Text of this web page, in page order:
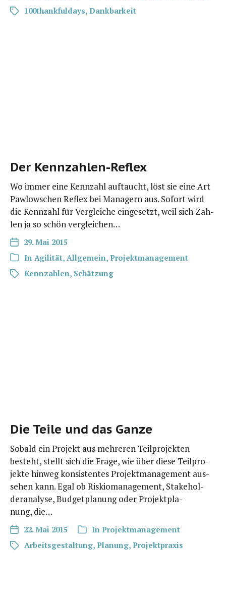
100thankfuldays, Dankbarkeit
Der Kennzahlen-Reflex
Wo immer eine Kenn­zahl auf­taucht, löst sie eine Art
Paw­low­schen Reflex bei Mana­gern aus. Sofort wird
die Kenn­zahl für Ver­glei­che ein­ge­setzt, weil sich Zah­
len ja so schön vergleichen…
29. Mai 2015
In Agilität, Allgemein, Projektmanagement
Kennzahlen, Schätzung
Die Teile und das Ganze
Sobald ein Pro­jekt aus meh­re­ren Teil­pro­jek­ten
besteht, stellt sich die Fra­ge, wie über die­se Teil­pro­
jek­te hin­weg kon­sis­ten­tes Pro­jekt­ma­nage­ment aus­
se­hen kann. Egal ob Ris­kio­ma­nage­ment, Stake­hol­
der­ana­ly­se, Bud­get­pla­nung oder Pro­jekt­pla­
nung, die…
22. Mai 2015 In Projektmanagement
Arbeitsgestaltung, Planung, Projektpraxis